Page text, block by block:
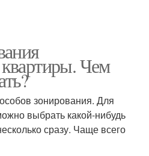
Чем
зонирования. Для
выбрать какой-нибудь
сразу. Чаще всего